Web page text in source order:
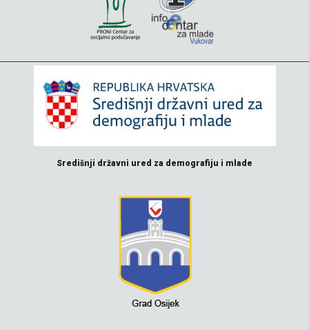
Središnji državni ured za demografiju i mlade